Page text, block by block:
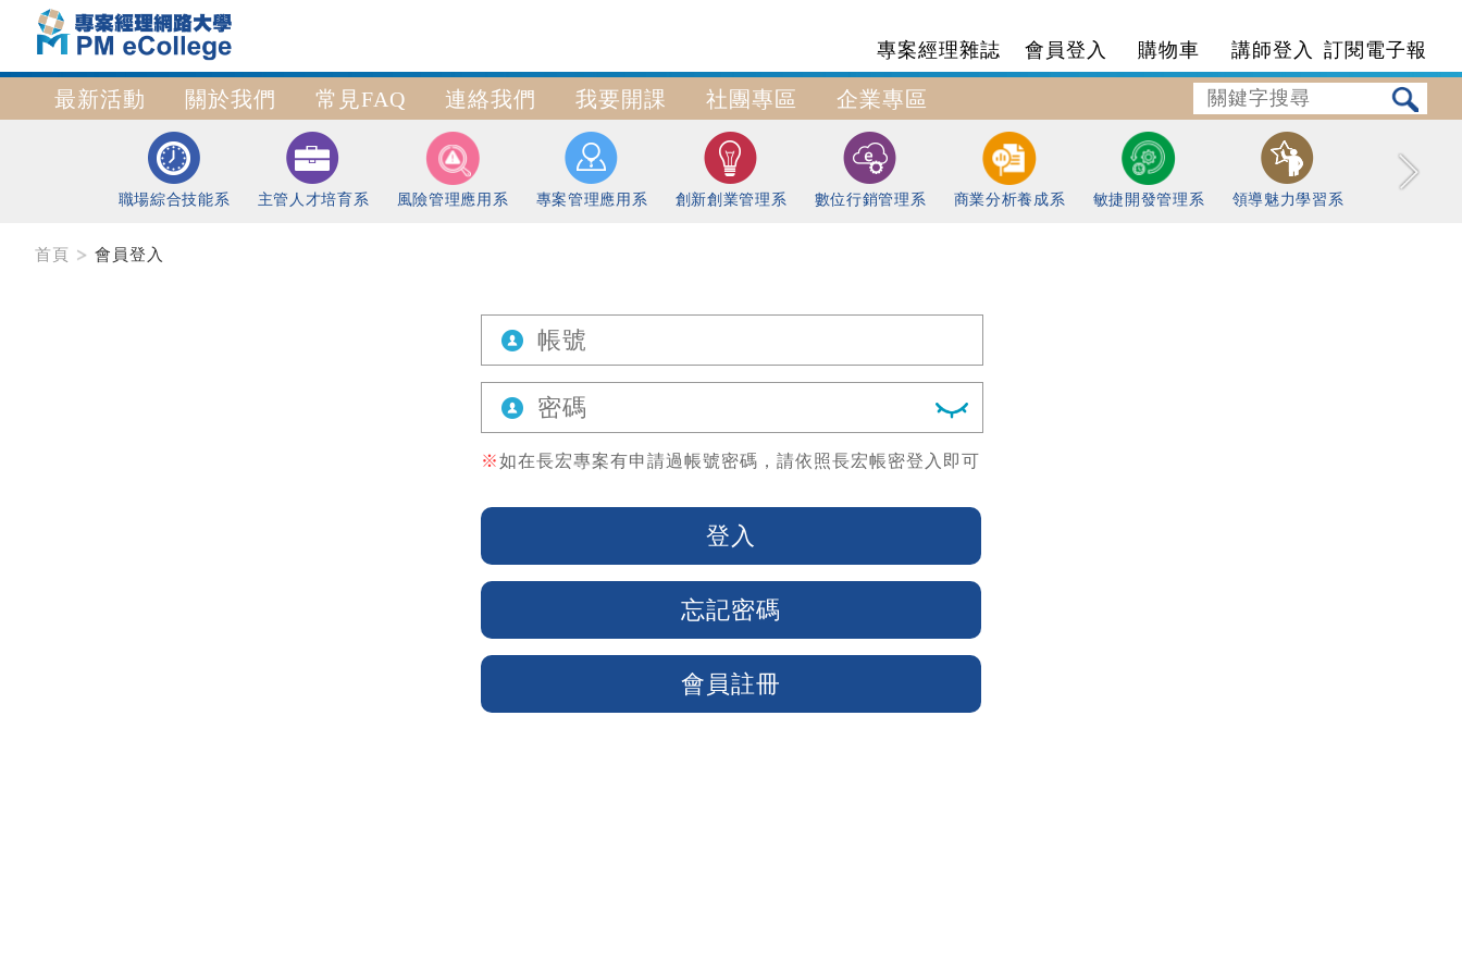
專案經理雜誌 會員登入 購物車 講師登入 訂閱電子報
最新活動 關於我們 常見FAQ 連絡我們 我要開課 社團專區 企業專區
職場綜合技能系 主管人才培育系 風險管理應用系 專案管理應用系 創新創業管理系 數位行銷管理系 商業分析養成系 敏捷開發管理系 領導魅力學習系
首頁 會員登入
※如在長宏專案有申請過帳號密碼，請依照長宏帳密登入即可